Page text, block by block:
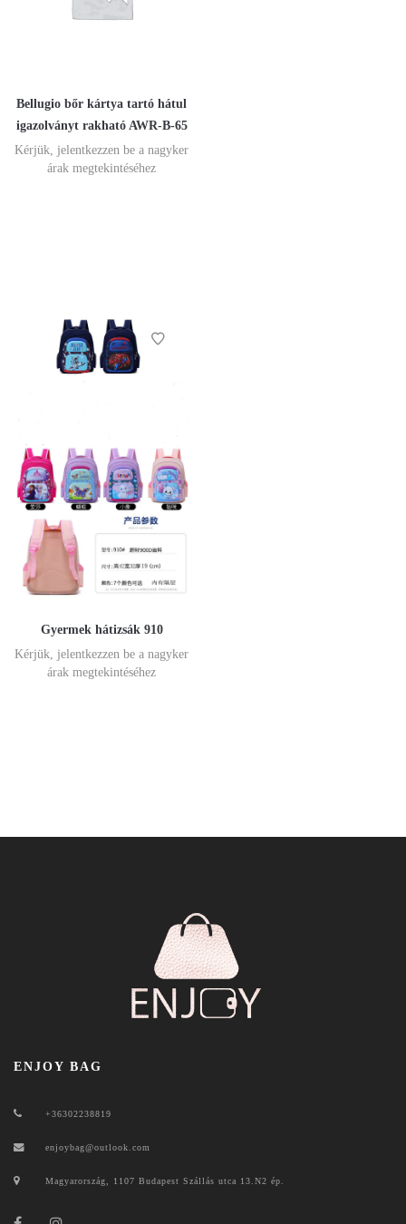
Bellugio bőr kártya tartó hátul
igazolványt rakható AWR-B-65
Kérjük, jelentkezzen be a nagyker
árak megtekintéséhez
Gyermek hátizsák 910
Kérjük, jelentkezzen be a nagyker
árak megtekintéséhez
ENJOY BAG
+36302238819
enjoybag@outlook.com
Magyarország, 1107 Budapest Szállás utca 13.N2 ép.